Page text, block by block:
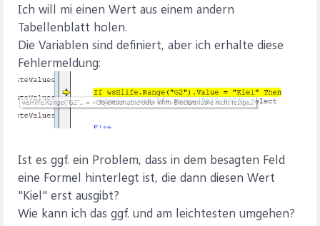
Ich will mi einen Wert aus einem andern
Tabellenblatt holen.
Die Variablen sind definiert, aber ich erhalte diese
Fehlermeldung:
Ist es ggf. ein Problem, dass in dem besagten Feld
eine Formel hinterlegt ist, die dann diesen Wert
"Kiel" erst ausgibt?
Wie kann ich das ggf. und am leichtesten umgehen?